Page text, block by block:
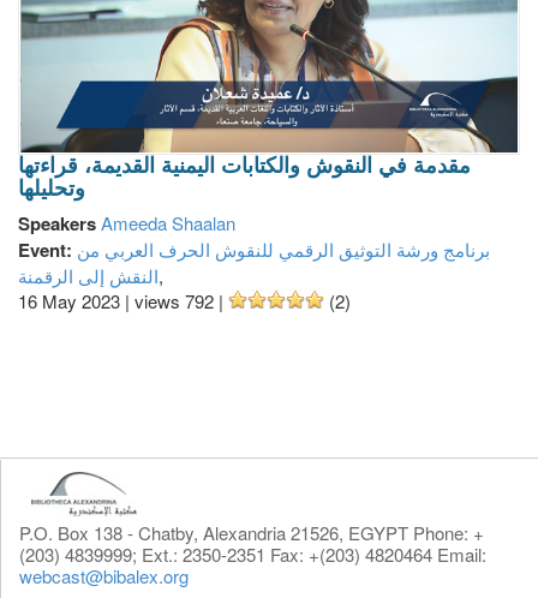
مقدمة في النقوش والكتابات اليمنية القديمة، قراءتها
وتحليلها
SpeakersAmeeda Shaalan
Event: برنامج ورشة التوثيق الرقمي للنقوش الحرف العربي من
النقش إلى الرقمنة,
16 May 2023 | views 792 | (2)
P.O. Box 138 - Chatby, Alexandria 21526, EGYPT Phone: +
(203) 4839999; Ext.: 2350-2351 Fax: +(203) 4820464 Email:
webcast@bibalex.org